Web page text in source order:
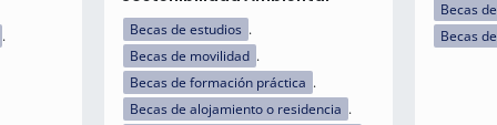
Becas de estudios
Becas de movilidad
Becas de formación práctica
Becas de alojamiento o residencia
Becas
Becas